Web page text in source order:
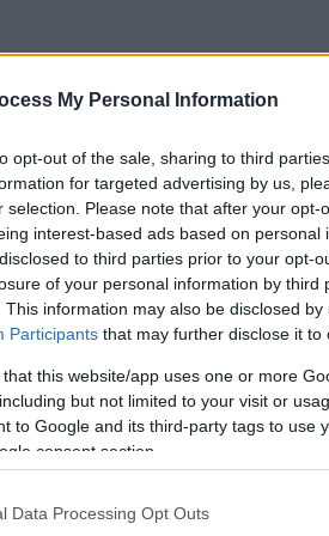
My Personal Information
opt-out of the sale, sharing to third
for targeted advertising by us,
selection. Please note that after your
interest-based ads based on
to third parties prior to your opt-
of your personal information by third
This information may also be disclosed
Participants that may further disclose it to
that this website/app uses one or more
but not limited to your visit or
to Google and its third-party tags to use
consent section.
Data Processing Opt Outs
προκάλεσε σεισμό 9
το μυστήριο!
Παρασκευή είναι
το13 συμβολίζει τον
, με τον Ιούδα να είναι το
εδώ και καιρό την
γρουσούζικη είτε όχι,
γεγονότα για την